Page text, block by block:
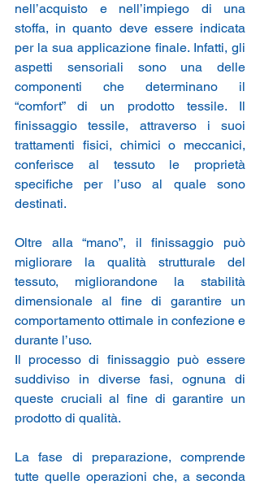
nell’acquisto e nell’impiego di una
stoffa, in quanto deve essere indicata
per la sua applicazione finale. Infatti, gli
aspetti sensoriali sono una delle
componenti che determinano il
“comfort” di un prodotto tessile. Il
finissaggio tessile, attraverso i suoi
trattamenti fisici, chimici o meccanici,
conferisce al tessuto le proprietà
specifiche per l’uso al quale sono
destinati.
Oltre alla “mano”, il finissaggio può
migliorare la qualità strutturale del
tessuto, migliorandone la stabilità
dimensionale al fine di garantire un
comportamento ottimale in confezione e
durante l’uso.
Il processo di finissaggio può essere
suddiviso in diverse fasi, ognuna di
queste cruciali al fine di garantire un
prodotto di qualità.
La fase di preparazione, comprende
tutte quelle operazioni che, a seconda